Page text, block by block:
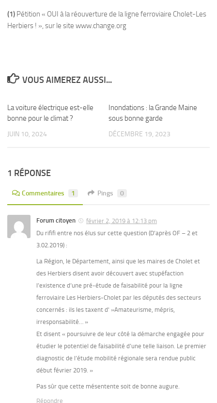
(1) Pétition « OUI à la réouverture de la ligne ferroviaire Cholet-Les
Herbiers ! », sur le site www.change.org
VOUS AIMEREZ AUSSI...
La voiture électrique est-elle
bonne pour le climat ?
JUIN 10, 2024
Inondations : la Grande Maine
sous bonne garde
DÉCEMBRE 19, 2023
1 RÉPONSE
Commentaires 1 Pings 0
Forum citoyen
février 2, 2019 à 12:13 pm
Du rififi entre nos élus sur cette question (D’après OF – 2 et
3.02.2019) :
La Région, le Département, ainsi que les maires de Cholet et
des Herbiers disent avoir découvert avec stupéfaction
l’existence d’une pré-étude de faisabilité pour la ligne
ferroviaire Les Herbiers-Cholet par les députés des secteurs
concernés : ils les taxent d' »Amateurisme, mépris,
irresponsabilité… »
Et disent « poursuivre de leur côté la démarche engagée pour
étudier le potentiel de faisabilité d’une telle liaison. Le premier
diagnostic de l’étude mobilité régionale sera rendue public
début février 2019. »
Pas sûr que cette mésentente soit de bonne augure.
Répondre